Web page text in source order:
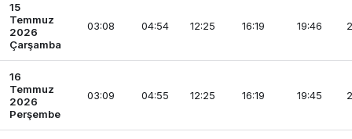
15
Temmuz
2026
Çarşamba
03:08 04:54 12:25 16:19 19:46
16
Temmuz
2026
Perşembe
03:09 04:55 12:25 16:19 19:45